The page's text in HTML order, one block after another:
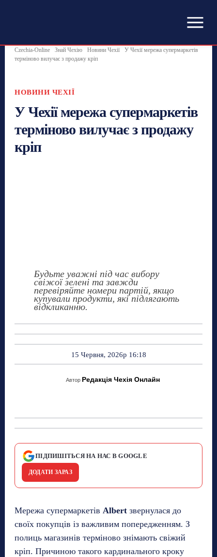
Czechia-Online Знай Чехію Новини Чехії
У Чехії мережа супермаркетів
терміново вилучає з продажу кріп
НОВИНИ ЧЕХІЇ
У Чехії мережа супермаркетів
терміново вилучає з продажу
кріп
Будьте уважні під час вибору
свіжої зелені та завжди
перевіряйте номери партій, якщо
купували продукти, які підлягають
відкликанню.
15 Червня, 2026р 16:18
Автор Редакція Чехія Онлайн
ПІДПИШІТЬСЯ НА НАС В GOOGLE
ДОДАТИ ЗАРАЗ
Мережа супермаркетів Albert звернулася до
своїх покупців із важливим попередженням. З
полиць магазинів терміново знімають свіжий
кріп. Причиною такого кардинального кроку